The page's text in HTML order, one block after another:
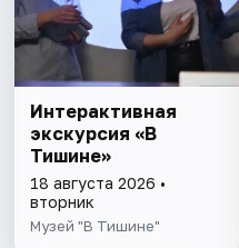
Интерактивная
экскурсия «В
Тишине»
18 августа 2026 •
вторник
Музей "В Тишине"